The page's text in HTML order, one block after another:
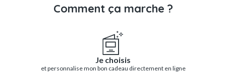
Comment ça marche ?
Je choisis
et personnalise mon bon cadeau directement en ligne